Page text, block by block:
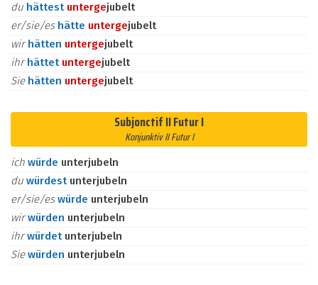
du hättest untergejubelt
er/sie/es hätte untergejubelt
wirhätten untergejubelt
ihrhättet untergejubelt
Sie hätten untergejubelt
Subjonctif II Futur I
Konjunktiv II Futur I
ich würde unterjubeln
du würdest unterjubeln
er/sie/eswürde unterjubeln
wirwürden unterjubeln
ihrwürdet unterjubeln
Siewürden unterjubeln